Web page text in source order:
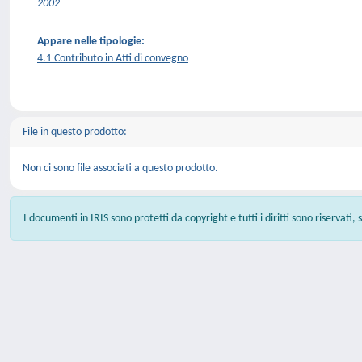
2002
Appare nelle tipologie:
4.1 Contributo in Atti di convegno
File in questo prodotto:
Non ci sono file associati a questo prodotto.
I documenti in IRIS sono protetti da copyright e tutti i diritti sono riservati,